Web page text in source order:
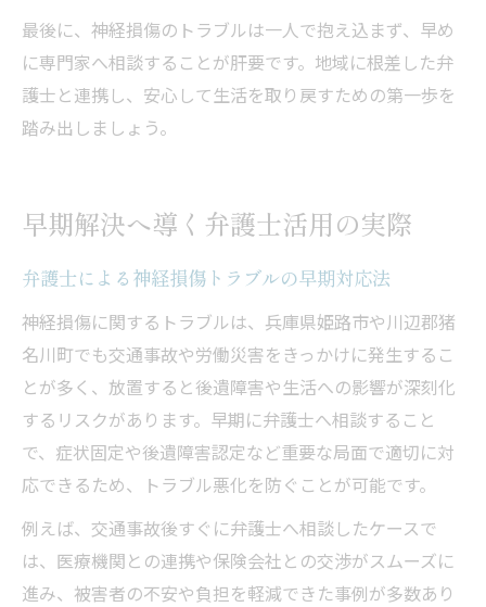
最後に、神経損傷のトラブルは一人で抱え込まず、早め
に専門家へ相談することが肝要です。地域に根差した弁
護士と連携し、安心して生活を取り戻すための第一歩を
踏み出しましょう。
早期解決へ導く弁護士活用の実際
弁護士による神経損傷トラブルの早期対応法
神経損傷に関するトラブルは、兵庫県姫路市や川辺郡猪
名川町でも交通事故や労働災害をきっかけに発生するこ
とが多く、放置すると後遺障害や生活への影響が深刻化
するリスクがあります。早期に弁護士へ相談すること
で、症状固定や後遺障害認定など重要な局面で適切に対
応できるため、トラブル悪化を防ぐことが可能です。
例えば、交通事故後すぐに弁護士へ相談したケースで
は、医療機関との連携や保険会社との交渉がスムーズに
進み、被害者の不安や負担を軽減できた事例が多数あり